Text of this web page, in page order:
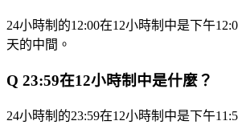
24小時制的12:00在12小時制中是下午
天的中間。
Q 23:59在12小時制中是什麼？
24小時制的23:59在12小時制中是下午